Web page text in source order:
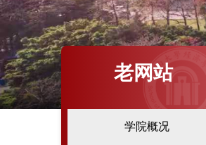
历任领导
组织机构
学者视角
人物专访
老网站
学院概况